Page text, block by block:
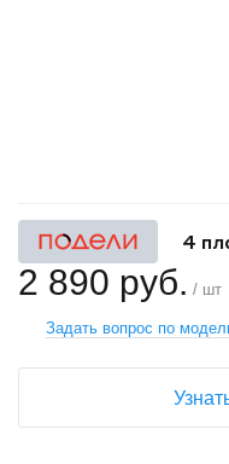
4
2 890 руб. / шт
Задать вопрос по